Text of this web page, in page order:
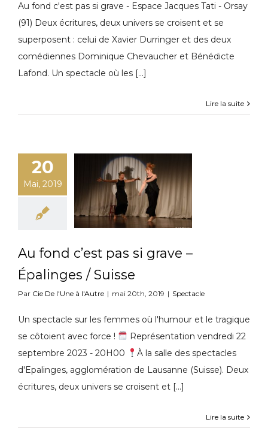
Au fond c'est pas si grave - Espace Jacques Tati - Orsay
(91) Deux écritures, deux univers se croisent et se
superposent : celui de Xavier Durringer et des deux
comédiennes Dominique Chevaucher et Bénédicte
Lafond. Un spectacle où les [...]
Lire la suite
20
Mai, 2019
Au fond c’est pas si grave –
Épalinges / Suisse
Par Cie De l'Une à l'Autre | mai 20th, 2019 | Spectacle
Un spectacle sur les femmes où l'humour et le tragique
se côtoient avec force !
Représentation vendredi 22
septembre 2023 - 20H00
À la salle des spectacles
d'Epalinges, agglomération de Lausanne (Suisse). Deux
écritures, deux univers se croisent et [...]
Lire la suite